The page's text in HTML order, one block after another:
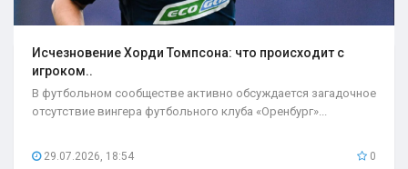
Исчезновение Хорди Томпсона: что происходит с
игроком..
В футбольном сообществе активно обсуждается загадочное
отсутствие вингера футбольного клуба «Оренбург»...
29.07.2026, 18:54 0